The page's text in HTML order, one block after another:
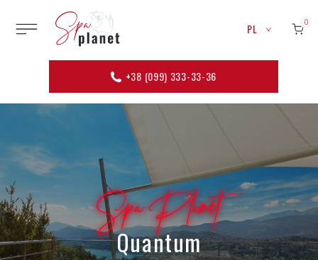
+38 (099) 333-33-36
PL 0
Spa Planet
Quantum